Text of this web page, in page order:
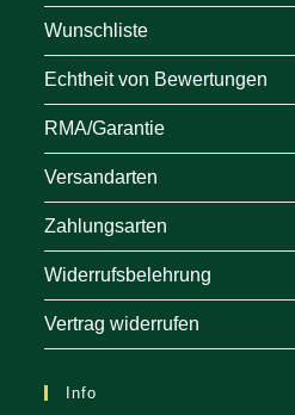
Wunschliste
Echtheit von Bewertungen
RMA/Garantie
Versandarten
Zahlungsarten
Widerrufsbelehrung
Vertrag widerrufen
Info